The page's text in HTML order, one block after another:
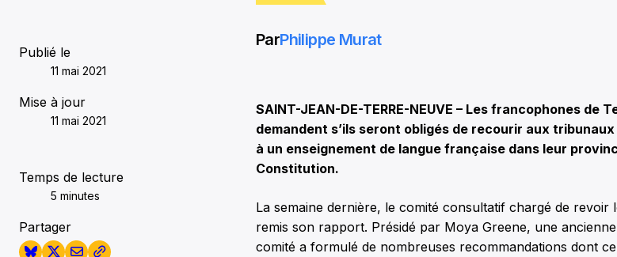
Publié le
11 mai 2021
Mise à jour
11 mai 2021
Temps de lecture
5 minutes
Partager
ParPhilippe Murat
SAINT-JEAN-DE-TERRE-NEUVE – Les francophones de
demandent s’ils seront obligés de recourir aux
à un enseignement de langue française dans leur
Constitution.
La semaine dernière, le comité consultatif chargé de revoir
remis son rapport. Présidé par Moya Greene, une
comité a formulé de nombreuses recommandations dont